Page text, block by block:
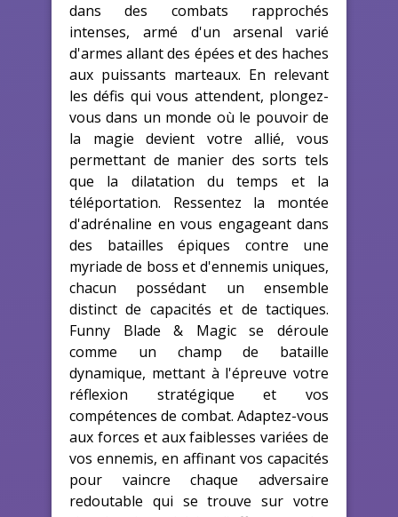
dans des combats rapprochés
intenses, armé d'un arsenal varié
d'armes allant des épées et des haches
aux puissants marteaux. En relevant
les défis qui vous attendent, plongez-
vous dans un monde où le pouvoir de
la magie devient votre allié, vous
permettant de manier des sorts tels
que la dilatation du temps et la
téléportation. Ressentez la montée
d'adrénaline en vous engageant dans
des batailles épiques contre une
myriade de boss et d'ennemis uniques,
chacun possédant un ensemble
distinct de capacités et de tactiques.
Funny Blade & Magic se déroule
comme un champ de bataille
dynamique, mettant à l'épreuve votre
réflexion stratégique et vos
compétences de combat. Adaptez-vous
aux forces et aux faiblesses variées de
vos ennemis, en affinant vos capacités
pour vaincre chaque adversaire
redoutable qui se trouve sur votre